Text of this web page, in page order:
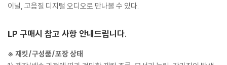
이닐, 고음질 디지털 오디오로 만나볼 수 있다.
LP 구매시 참고 사항 안내드립니다.
※ 재킷/구성품/포장 상태